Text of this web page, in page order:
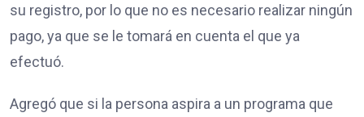
su registro, por lo que no es necesario realizar ningún
pago, ya que se le tomará en cuenta el que ya
efectuó.
Agregó que si la persona aspira a un programa que